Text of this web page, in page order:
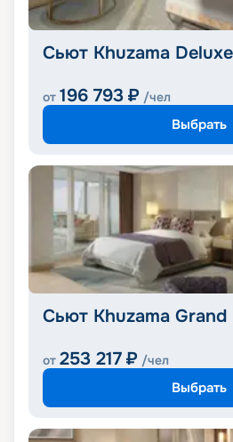
Сьют Khuzama
от 196 793 ₽ /чел
Выбрать
Сьют Khuzama Grand
от 253 217 ₽ /чел
Выбрать